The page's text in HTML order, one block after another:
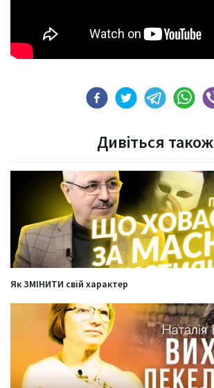
Дивіться також
Як ЗМІНИТИ свій характер